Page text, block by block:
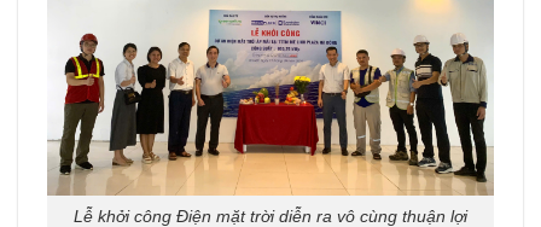
Lễ khởi công Điện mặt trời diễn ra vô cùng thuận lợi